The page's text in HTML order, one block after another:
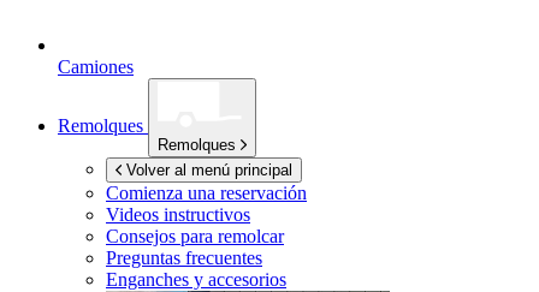
Camiones
Remolques
Remolques
Volver al menú principal
Comienza una reservación
Videos instructivos
Consejos para remolcar
Preguntas frecuentes
Enganches y accesorios